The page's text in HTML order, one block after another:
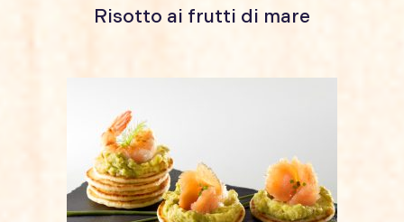
Risotto ai frutti di mare